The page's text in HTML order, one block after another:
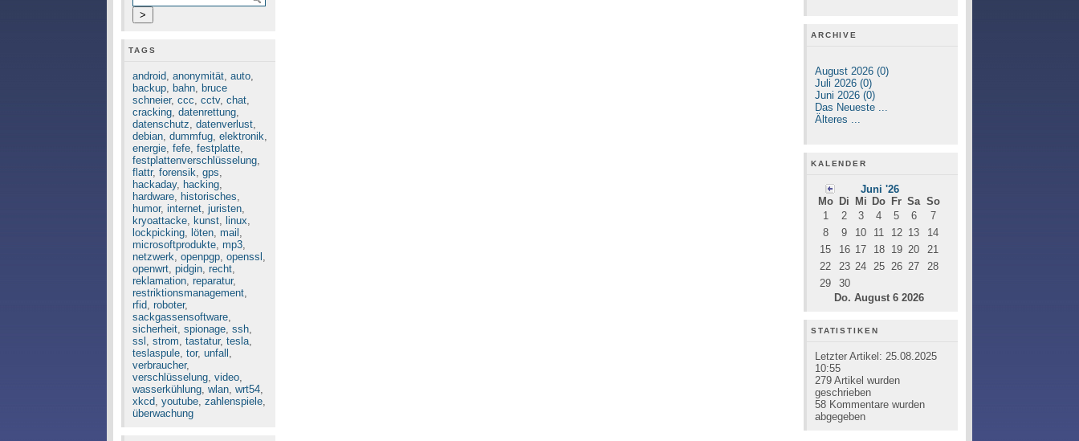
TAGS
android, anonymität, auto,
backup, bahn, bruce
schneier, ccc, cctv, chat,
cracking, datenrettung,
datenschutz, datenverlust,
debian, dummfug, elektronik,
energie, fefe, festplatte,
festplattenverschlüsselung,
flattr, forensik, gps,
hackaday, hacking,
hardware, historisches,
humor, internet, juristen,
kryoattacke, kunst, linux,
lockpicking, löten, mail ,
microsoftprodukte, mp3,
netzwerk, openpgp, openssl ,
openwrt, pidgin, recht,
reklamation, reparatur,
restriktionsmanagement,
rfid, roboter,
sackgassensoftware,
sicherheit, spionage, ssh,
ssl , strom, tastatur, tesla,
teslaspule, tor, unfall ,
verbraucher,
verschlüsselung, video,
wasserkühlung, wlan, wrt54,
xkcd, youtube, zahlenspiele,
überwachung
ARCHIVE
August 2026 (0)
Juli 2026 (0)
Juni 2026 (0)
Das Neueste ...
Älteres ...
KALENDER
Juni '26
Mo
Di Mi Do Fr Sa So
Do. August 6 2026
1 2 3 4 5 6
7
8
9 10 11 12 13
14
15
16 17 18 19 20
21
22
23 24 25 26 27
28
29
30
STATISTIKEN
Letzter Artikel: 25.08.2025
10:55
279Artikel wurden
geschrieben
58Kommentare wurden
abgegeben